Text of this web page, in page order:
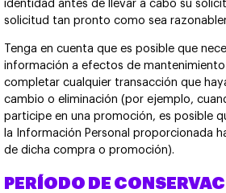
identidad antes de llevar a cabo su
solicitud tan pronto como sea
Tenga en cuenta que es posible que
información a efectos de
completar cualquier transacción que
cambio o eliminación (por ejemplo,
participe en una promoción, es posible
la Información Personal proporcionada
de dicha compra o promoción).
PERÍODO DE